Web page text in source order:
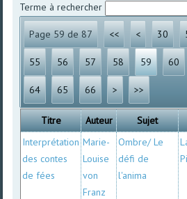
Terme à rechercher
Page 59 de 87 << < 30
55 56 57 58 59 60
64 65 66 > >>
Titre Auteur Sujet
Interprétation
des contes
de fées
Marie-
Louise
von
Franz
Ombre/ Le
défi de
l'anima